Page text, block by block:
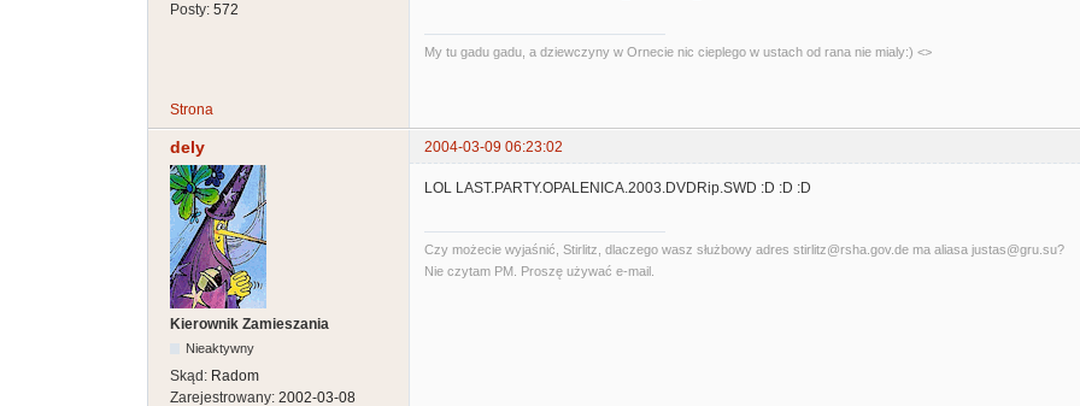
Posty: 572
My tu gadu gadu, a dziewczyny w Ornecie nic cieplego w ustach od rana nie mialy:) <>
Strona
dely 2004-03-09 06:23:02
Kierownik Zamieszania
Nieaktywny
Skąd: Radom
Zarejestrowany: 2002-03-08
LOL LAST.PARTY.OPALENICA.2003.DVDRip.SWD :D :D :D
Czy możecie wyjaśnić, Stirlitz, dlaczego wasz służbowy adres stirlitz@rsha.gov.de ma aliasa justas@gru.su?
Nie czytam PM. Proszę używać e-mail.